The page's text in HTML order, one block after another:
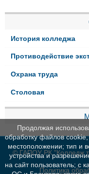
История колледжа
Противодействие
Охрана труда
Столовая
© ГАПОУ РК "Колледж
Политика
Продолжая
обработку файлов
местоположении; тип и
устройства и
на сайт пользователь; с